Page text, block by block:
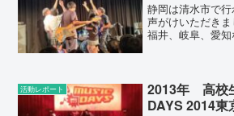
静岡は清水市で
声がけいただきま
福井、岐阜、愛
脈」だけでこん
活動レポート
2013年 高校
DAYS 2014